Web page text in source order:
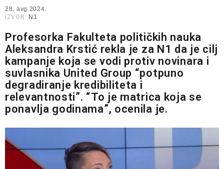
28. avg 2024.
IZVOR: N1
Profesorka Fakulteta političkih nauka
Aleksandra Krstić rekla je za N1 da je cilj
kampanje koja se vodi protiv novinara i
suvlasnika United Group “potpuno
degradiranje kredibiliteta i
relevantnosti”. “To je matrica koja se
ponavlja godinama”, ocenila je.